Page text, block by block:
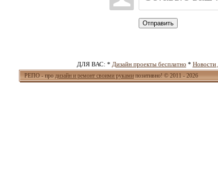
Отправить
ДЛЯ ВАС: * Дизайн проекты бесплатно * Новости
РЕПО - про дизайн и ремонт своими руками позитивно! © 2011 - 2026